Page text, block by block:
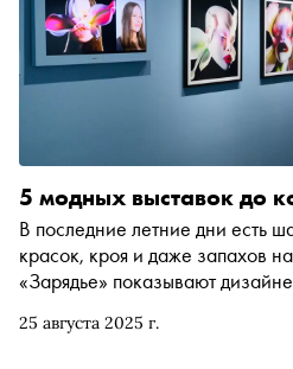
25 августа 2025 г.
5 модных выставок до
В последние летние дни есть
красок, кроя и даже запахов
«Зарядье» показывают
Арт Музее презентуют лучших